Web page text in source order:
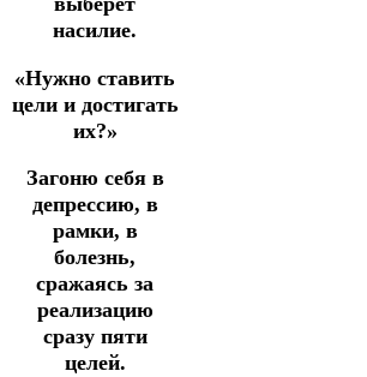
насилие.
«Нужно ставить
цели и достигать
их?»
Загоню себя в
депрессию, в
рамки, в
болезнь,
сражаясь за
реализацию
сразу пяти
целей.